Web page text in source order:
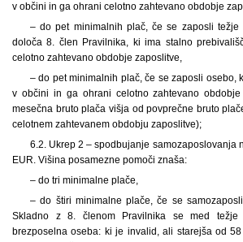
v občini in ga ohrani celotno zahtevano obdobje
– do pet minimalnih plač, če se zaposli težje
določa 8. člen Pravilnika, ki ima stalno
celotno zahtevano obdobje zaposlitve,
– do pet minimalnih plač, če se zaposli osebo,
v občini in ga ohrani celotno zahtevano
mesečna bruto plača višja od povprečne bruto
celotnem zahtevanem obdobju zaposlitve);
6.2. Ukrep 2 – spodbujanje samozaposlovanja
EUR. Višina posamezne pomoči znaša:
– do tri minimalne plače,
– do štiri minimalne plače, če se
Skladno z 8. členom Pravilnika se med težje
brezposelna oseba: ki je invalid, ali starejša od